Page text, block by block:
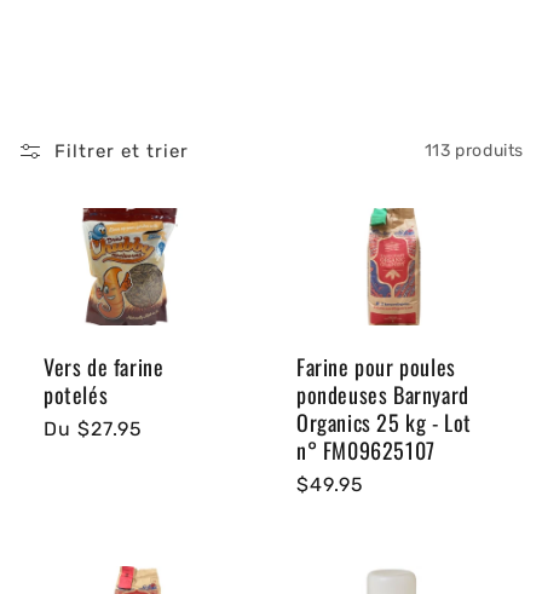
e
Filtrer et trier 113 produits
Vers de farine
potelés
Prix
Du $27.95
Farine pour poules
pondeuses Barnyard
Organics 25 kg - Lot
n° FM09625107
Prix
$49.95